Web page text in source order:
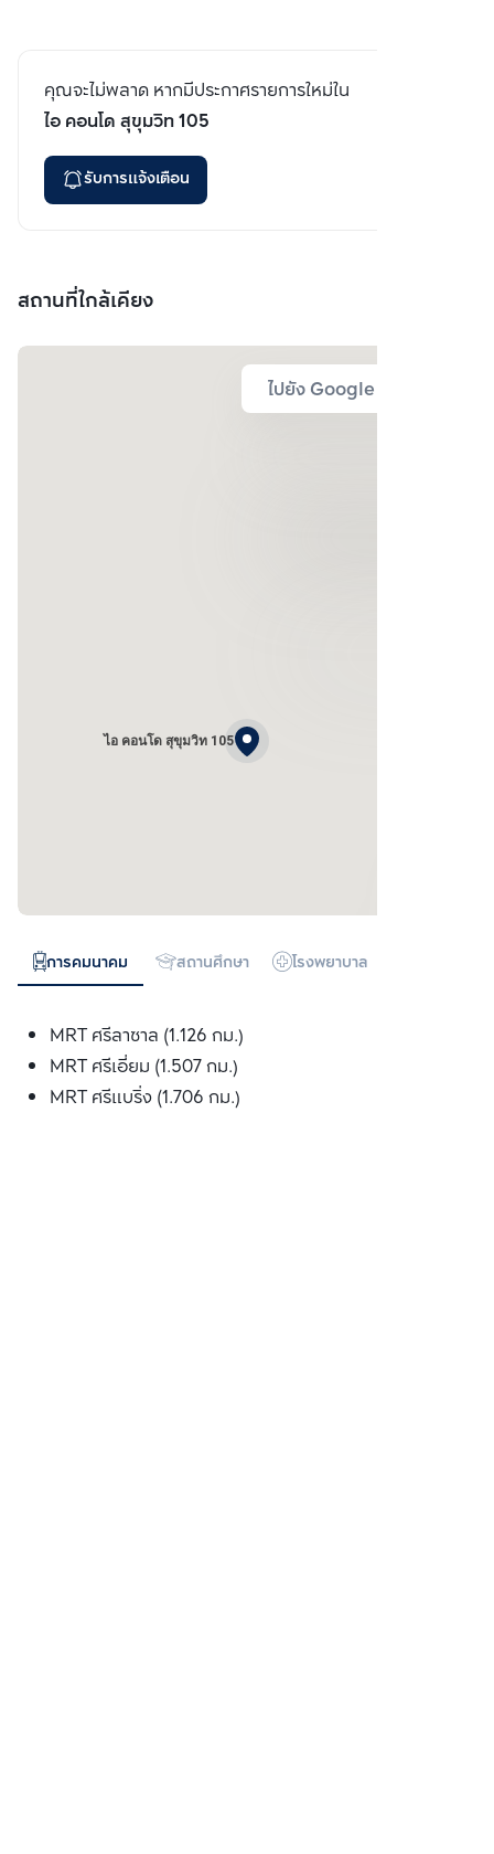
คุณจะไม่พลาด หากมีประกาศรายการใหม่ใน
ไอ คอนโด สุขุมวิท 105
รับการแจ้งเตือน
สถานที่ใกล้เคียง
ไปยัง Google Map
ไอ คอนโด สุขุมวิท 105
การคมนาคม สถานศึกษา โรงพยาบาล
MRT ศรีลาซาล (1.126 กม.)
MRT ศรีเอี่ยม (1.507 กม.)
MRT ศรีแบริ่ง (1.706 กม.)